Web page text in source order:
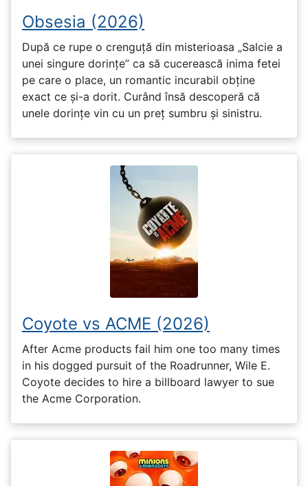
Obsesia (2026)
După ce rupe o crenguță din misterioasa „Salcie a
unei singure dorințe” ca să cucerească inima fetei
pe care o place, un romantic incurabil obține
exact ce și-a dorit. Curând însă descoperă că
unele dorințe vin cu un preț sumbru și sinistru.
Coyote vs ACME (2026)
After Acme products fail him one too many times
in his dogged pursuit of the Roadrunner, Wile E.
Coyote decides to hire a billboard lawyer to sue
the Acme Corporation.